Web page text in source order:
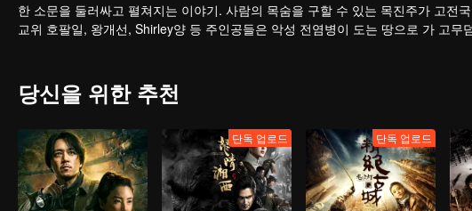
한 소문을 둘러싸고 펼쳐지는 이야기. 사람의 목숨을 구할 수 있는 목진주가 고전
교위 호팔일, 왕개선, Shirley양 등 주인공들은 악성 전염병이 도는 땅으로 가 고무
당신을 위한 추천
단독 업로드 단독 업로드